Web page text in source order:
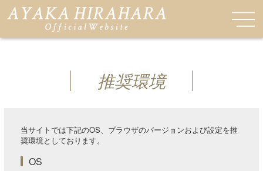
推奨環境
当サイトでは下記のOS、ブラウザのバージョンおよび設定を推
奨環境としております。
OS